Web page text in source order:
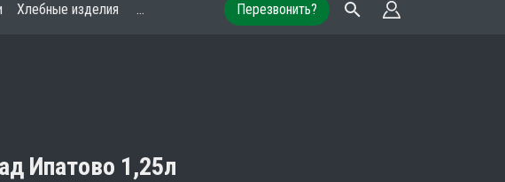
Хлебные изделия ... Перезвонить?
Ипатово 1,25л